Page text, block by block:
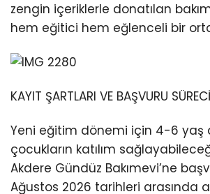
zengin içeriklerle donatılan
hem eğitici hem eğlenceli bir
KAYIT ŞARTLARI VE BAŞVURU SÜRECİ
Yeni eğitim dönemi için 4-6 yaş
çocukların katılım
Akdere Gündüz Bakımevi’ne
Ağustos 2026 tarihleri arasında